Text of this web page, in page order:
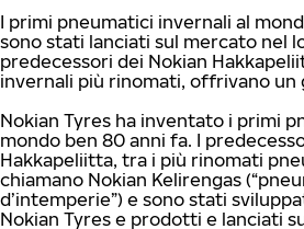
I primi pneumatici invernali al
sono stati lanciati sul mercato nel
predecessori dei Nokian
invernali più rinomati, offrivano un
Nokian Tyres ha inventato i primi
mondo ben 80 anni fa. I
Hakkapeliitta, tra i più rinomati
chiamano Nokian Kelirengas
d’intemperie”) e sono stati
Nokian Tyres e prodotti e lanciati